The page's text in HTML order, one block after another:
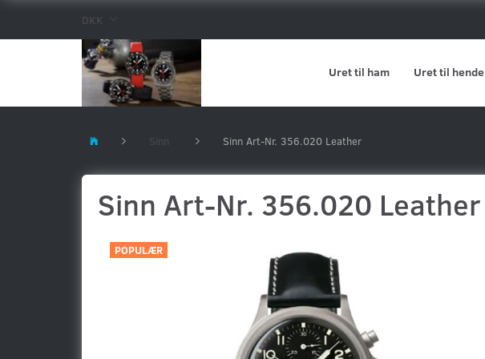
DKK
Uret til ham Uret til hende
Sinn Sinn Art-Nr. 356.020 Leather
Sinn Art-Nr. 356.020 Leather
POPULÆR